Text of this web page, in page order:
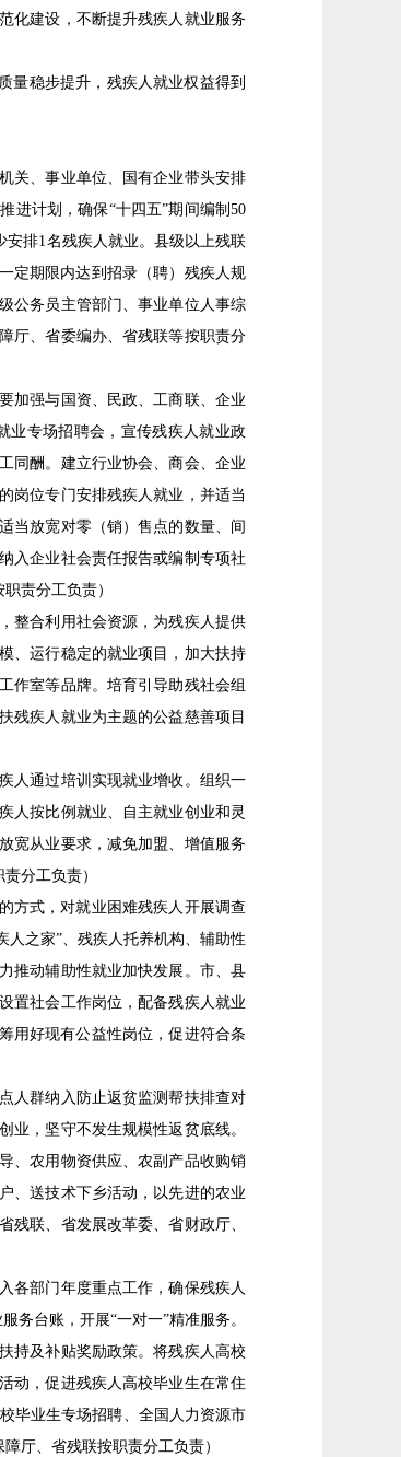
化建设，不断提升残疾人就业服务
稳步提升，残疾人就业权益得到
关、事业单位、国有企业带头安排
进计划，确保“十四五”期间编制50
排1名残疾人就业。县级以上残联
定期限内达到招录（聘）残疾人规
公务员主管部门、事业单位人事综
厅、省委编办、省残联等按职责分
加强与国资、民政、工商联、企业
业专场招聘会，宣传残疾人就业政
同酬。建立行业协会、商会、企业
岗位专门安排残疾人就业，并适当
当放宽对零（销）售点的数量、间
入企业社会责任报告或编制专项社
责分工负责）
整合利用社会资源，为残疾人提供
、运行稳定的就业项目，加大扶持
作室等品牌。培育引导助残社会组
残疾人就业为主题的公益慈善项目
人通过培训实现就业增收。组织一
人按比例就业、自主就业创业和灵
宽从业要求，减免加盟、增值服务
分工负责）
方式，对就业困难残疾人开展调查
人之家”、残疾人托养机构、辅助性
推动辅助性就业加快发展。市、县
置社会工作岗位，配备残疾人就业
用好现有公益性岗位，促进符合条
人群纳入防止返贫监测帮扶排查对
，坚守不发生规模性返贫底线。
、农用物资供应、农副产品收购销
、送技术下乡活动，以先进的农业
联、省发展改革委、省财政厅、
部门年度重点工作，确保残疾人
务台账，开展“一对一”精准服务。
持及补贴奖励政策。将残疾人高校
动，促进残疾人高校毕业生在常住
毕业生专场招聘、全国人力资源市
厅、省残联按职责分工负责）